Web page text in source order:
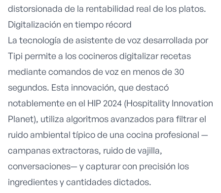
distorsionada de la rentabilidad real de los platos.
Digitalización en tiempo récord
La tecnología de asistente de voz desarrollada por
Tipi permite a los cocineros digitalizar recetas
mediante comandos de voz en menos de 30
segundos. Esta innovación, que destacó
notablemente en el HIP 2024 (Hospitality Innovation
Planet), utiliza algoritmos avanzados para filtrar el
ruido ambiental típico de una cocina profesional —
campanas extractoras, ruido de vajilla,
conversaciones— y capturar con precisión los
ingredientes y cantidades dictados.